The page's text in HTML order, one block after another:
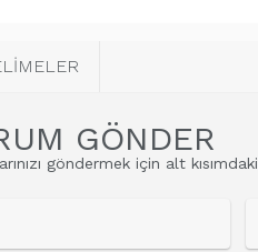
GÖNDER
göndermek için alt